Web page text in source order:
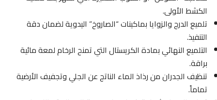
الكشط الأولى.
تلميع الدرج والزوايا بماكينات “الصاروخ” اليدوية لضمان دقة
التنفيذ.
التلميع النهائي بمادة الكريستال التي تمنح الرخام لمعة مائية
براقة.
تنظيف الجدران من رذاذ الماء الناتج عن الجلي وتجفيف الأرضية
تماماً.